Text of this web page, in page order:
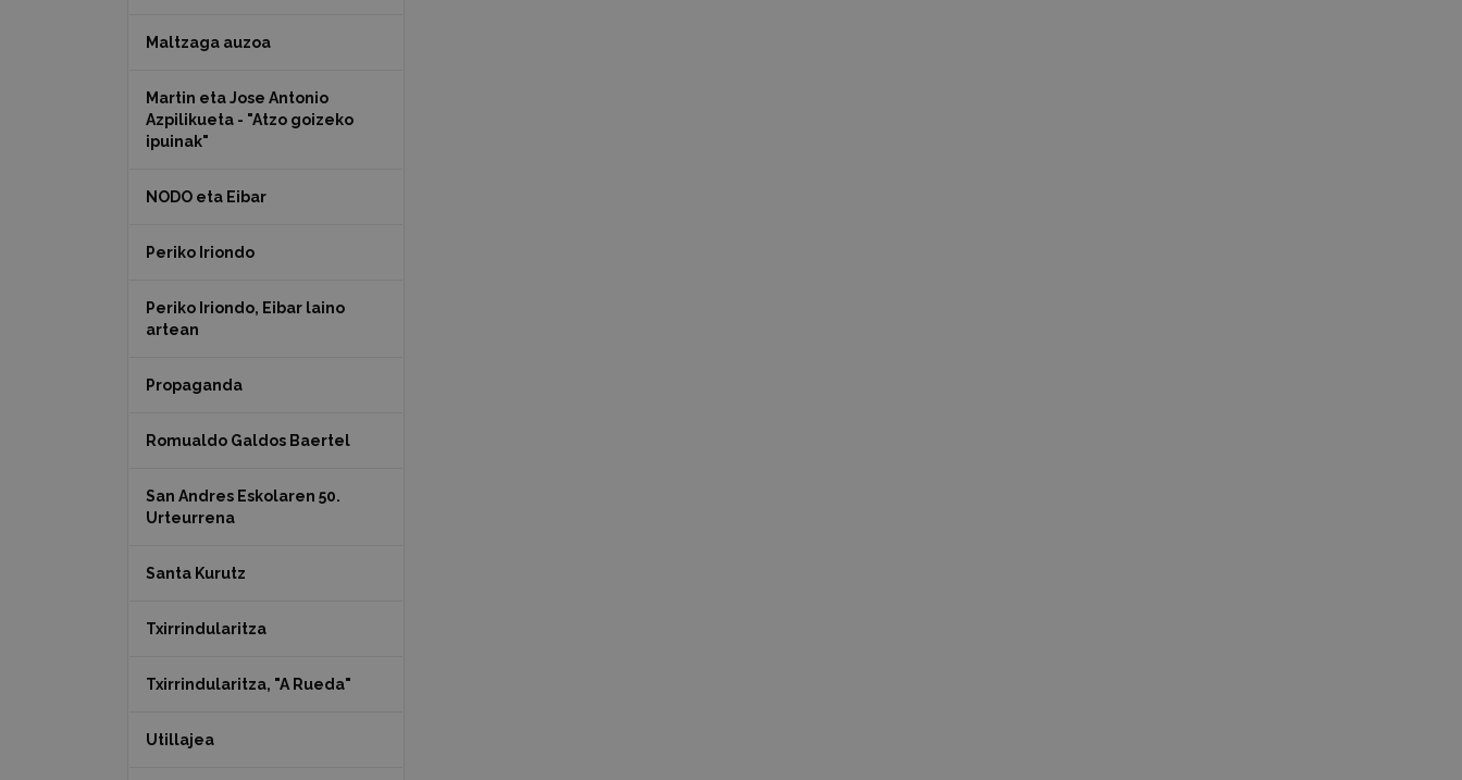
Maltzaga auzoa
Martin eta Jose Antonio
Azpilikueta - "Atzo goizeko
ipuinak"
NODO eta Eibar
Periko Iriondo
Periko Iriondo, Eibar laino
artean
Propaganda
Romualdo Galdos Baertel
San Andres Eskolaren 50.
Urteurrena
Santa Kurutz
Txirrindularitza
Txirrindularitza, "A Rueda"
Utillajea